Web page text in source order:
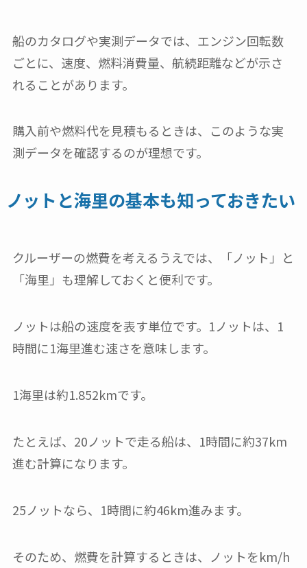
船のカタログや実測データでは、エンジン回転数
ごとに、速度、燃料消費量、航続距離などが示さ
れることがあります。
購入前や燃料代を見積もるときは、このような実
測データを確認するのが理想です。
ノットと海里の基本も知っておきたい
クルーザーの燃費を考えるうえでは、「ノット」と
「海里」も理解しておくと便利です。
ノットは船の速度を表す単位です。1ノットは、1
時間に1海里進む速さを意味します。
1海里は約1.852kmです。
たとえば、20ノットで走る船は、1時間に約37km
進む計算になります。
25ノットなら、1時間に約46km進みます。
そのため、燃費を計算するときは、ノットをkm/h